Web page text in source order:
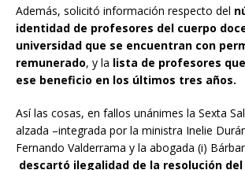
Además, solicitó información respecto del
identidad de profesores del cuerpo
universidad que se encuentran con
remunerado, y la lista de profesores
ese beneficio en los últimos tres años.
Así las cosas, en fallos unánimes la Sexta
alzada –integrada por la ministra Inelie
Fernando Valderrama y la abogada (i)
descartó ilegalidad de la resolución del